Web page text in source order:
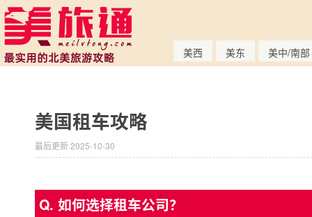
美西 美东 美中/南部
美国租车攻略
最后更新 2025-10-30
Q. 如何选择租车公司？